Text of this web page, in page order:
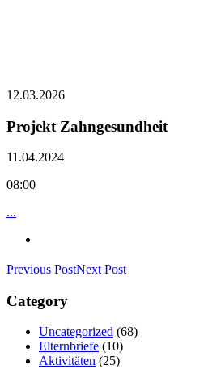
12.03.2026
Projekt Zahngesundheit
11.04.2024
08:00
...
Previous PostNext Post
Category
Uncategorized (68)
Elternbriefe (10)
Aktivitäten (25)